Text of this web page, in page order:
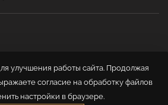
улучшения работы сайта. Продолжая
согласие на обработку файлов
настройки в браузере.